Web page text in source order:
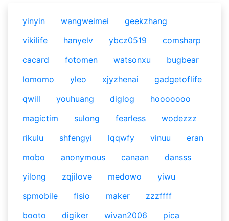
yinyin wangweimei
geekzhang
vikilife
hanyelv ybcz0519
comsharp
cacard
fotomen watsonxu
bugbear
lomomo
yleo xjyzhenai
gadgetoflife
qwill
youhuang diglog
hooooooo
magictim
sulong fearless
wodezzz
rikulu
shfengyi lqqwfy vinuu
eran
mobo
anonymous canaan
dansss
yilong
zqjilove medowo
yiwu
spmobile
fisio maker
zzzffff
booto
digiker wivan2006
pica